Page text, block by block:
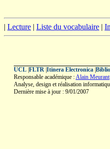
| Lecture | Liste du vocabulaire |
UCL FLTR Itinera Electronica
Responsable académique :Alain Meurant
Analyse, design et réalisation
Dernière mise à jour : 9/01/2007